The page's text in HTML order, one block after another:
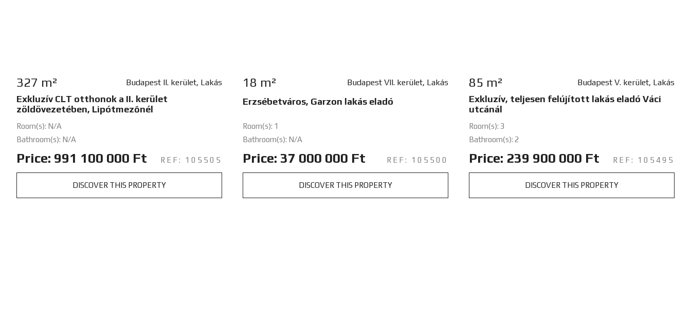
327 m² Budapest II. kerület, Lakás
Exkluzív CLT otthonok a II. kerület
zöldövezetében, Lipótmezőnél
Room(s): N/A
Bathroom(s): N/A
Price: 991 100 000 Ft REF: 105505
DISCOVER THIS PROPERTY
18 m² Budapest VII. kerület, Lakás
Erzsébetváros, Garzon lakás eladó
Room(s): 1
Bathroom(s): N/A
Price: 37 000 000 Ft REF: 105500
DISCOVER THIS PROPERTY
85 m² Budapest V. kerület, Lakás
Exkluzív, teljesen felújított lakás eladó Váci
utcánál
Room(s): 3
Bathroom(s): 2
Price: 239 900 000 Ft REF: 105495
DISCOVER THIS PROPERTY